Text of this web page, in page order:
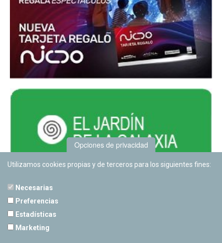
Opciones de privacidad
Utilizamos cookies propias y de terceros para los siguientes fines:
Necesarias
Preferencias
Estadísticas
Marketing